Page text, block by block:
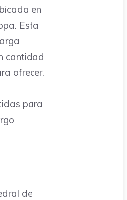
en
Esta
cantidad
ofrecer.
para
de